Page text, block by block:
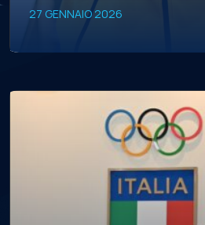
nazisti, che continua ad
27 GENNAIO 2026